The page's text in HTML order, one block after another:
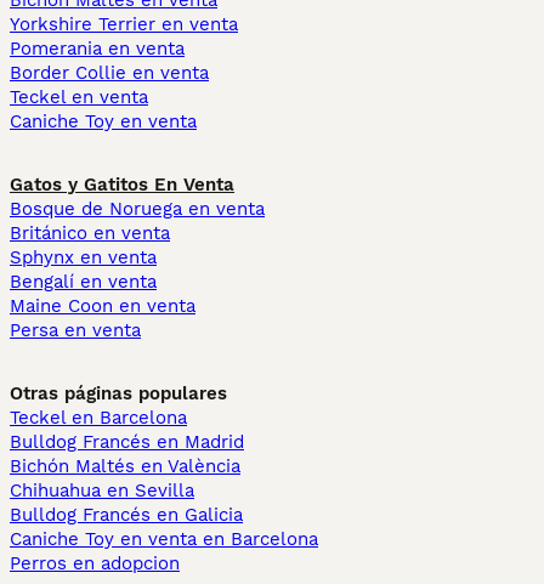
Yorkshire Terrier en venta
Pomerania en venta
Border Collie en venta
Teckel en venta
Caniche Toy en venta
Gatos y Gatitos En Venta
Bosque de Noruega en venta
Británico en venta
Sphynx en venta
Bengalí en venta
Maine Coon en venta
Persa en venta
Otras páginas populares
Teckel en Barcelona
Bulldog Francés en Madrid
Bichón Maltés en València
Chihuahua en Sevilla
Bulldog Francés en Galicia
Caniche Toy en venta en Barcelona
Perros en adopcion